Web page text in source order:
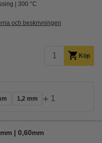
300 °C
och beskrivningen
Köp
1,2 mm + 1
| 0,60mm